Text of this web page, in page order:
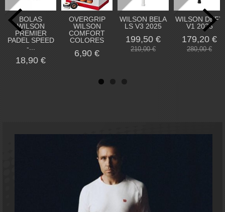
BOLAS
WILSON
PREMIER
PADEL SPEED
-...
18,90 €
OVERGRIP
WILSON
COMFORT
COLORES
6,90 €
WILSON BELA
LS V3 2025
199,50 €
210,00 €
WILSON DEFY
V1 2025
179,20 €
280,00 €